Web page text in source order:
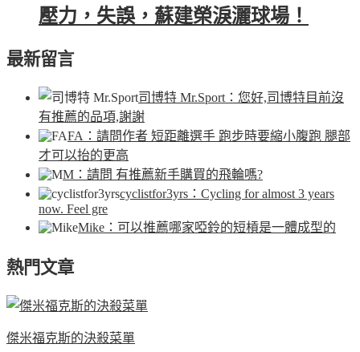
壓力，失誤，蘇建榮淚灑球場！
最新留言
司博特 Mr.Sport ：您好,司博特目前沒
有推薦的品項,謝謝
FA ：請問作者 短距離選手 跑步時要縮小腹跑 腿部
才可以抬的更高
M ：請問 有推薦新手購買的飛輪嗎?
cyclistfor3yrs ：Cycling for almost 3 years
now. Feel gre
Mike ：可以推薦哪家啞鈴的短槓是一體成型的
熱門文章
傑米福克斯的決殺菜單